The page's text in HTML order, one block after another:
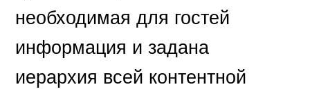
необходимая для гостей
информация и задана
иерархия всей контентной